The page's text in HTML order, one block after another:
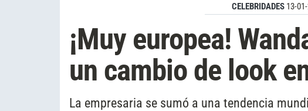
CELEBRIDADES 13-
¡Muy europea!
un cambio de look
La empresaria se sumó a una tendencia